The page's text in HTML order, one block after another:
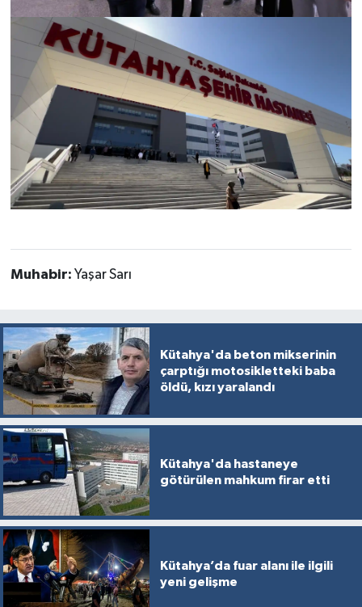
Muhabir: Yaşar Sarı
Kütahya'da beton mikserinin
çarptığı motosikletteki baba
öldü, kızı yaralandı
Kütahya'da hastaneye
götürülen mahkum firar etti
Kütahya’da fuar alanı ile ilgili
yeni gelişme